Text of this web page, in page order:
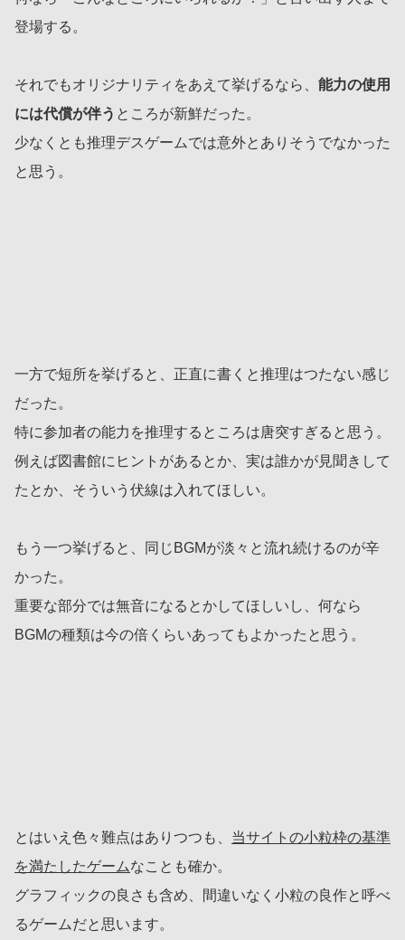
登場する。
それでもオリジナリティをあえて挙げるなら、 能力の使用
には代償が伴う ところが新鮮だった。
少なくとも推理デスゲームでは意外とありそうでなかった
と思う。
一方で短所を挙げると、正直に書くと推理はつたない感じ
だった。
特に参加者の能力を推理するところは唐突すぎると思う。
例えば図書館にヒントがあるとか、実は誰かが見聞きして
たとか、そういう伏線は入れてほしい。
もう一つ挙げると、同じBGMが淡々と流れ続けるのが辛
かった。
重要な部分では無音になるとかしてほしいし、何なら
BGMの種類は今の倍くらいあってもよかったと思う。
とはいえ色々難点はありつつも、 当サイトの小粒枠の基準
を満たしたゲームなことも確か。
グラフィックの良さも含め、間違いなく小粒の良作と呼べ
るゲームだと思います。